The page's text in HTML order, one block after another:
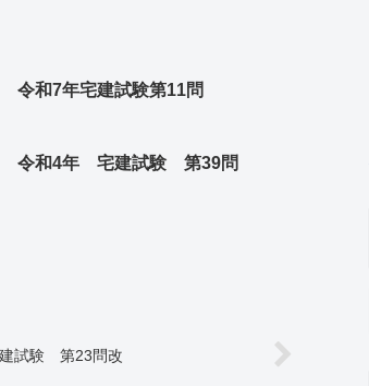
令和7年宅建試験第11問
令和4年 宅建試験 第39問
試験 第23問改